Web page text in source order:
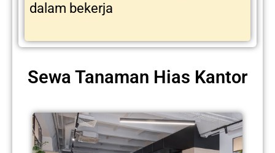
dalam bekerja
Sewa Tanaman Hias Kantor